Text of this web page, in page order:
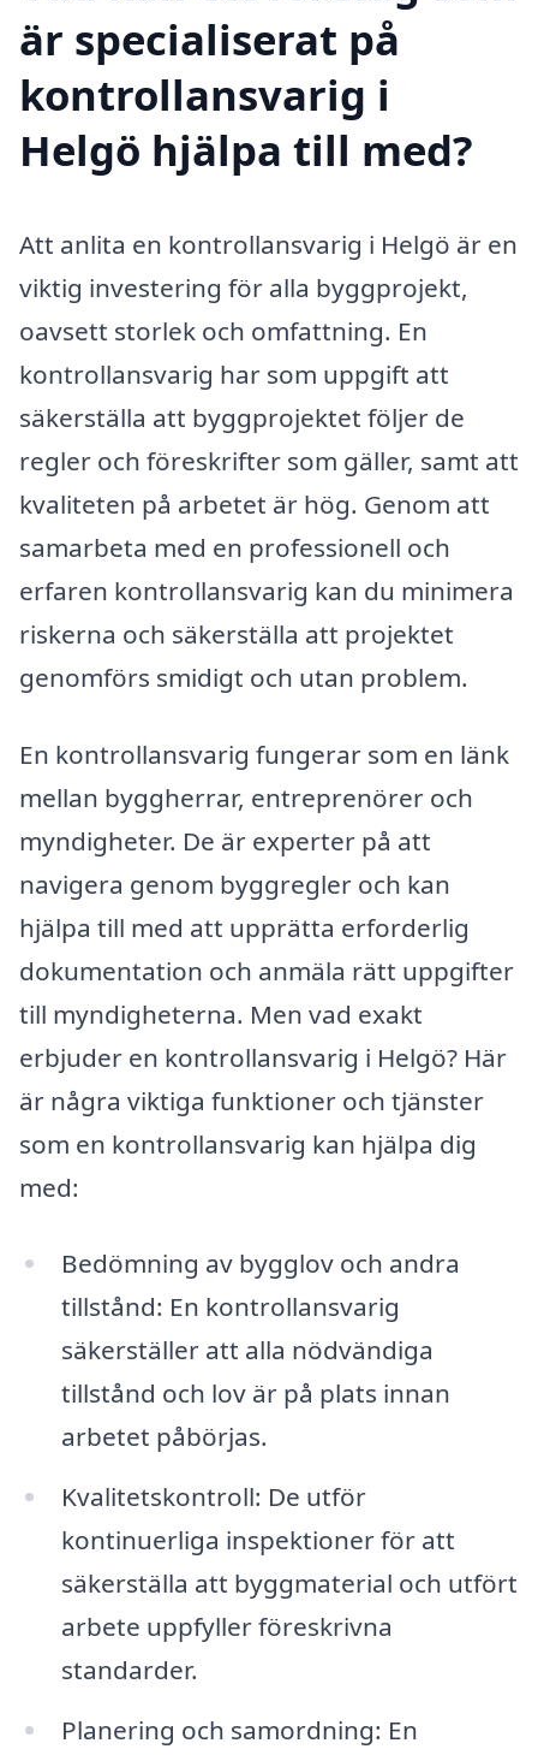
är specialiserat på
kontrollansvarig i
Helgö hjälpa till med?
Att anlita en kontrollansvarig i Helgö är en
viktig investering för alla byggprojekt,
oavsett storlek och omfattning. En
kontrollansvarig har som uppgift att
säkerställa att byggprojektet följer de
regler och föreskrifter som gäller, samt att
kvaliteten på arbetet är hög. Genom att
samarbeta med en professionell och
erfaren kontrollansvarig kan du minimera
riskerna och säkerställa att projektet
genomförs smidigt och utan problem.
En kontrollansvarig fungerar som en länk
mellan byggherrar, entreprenörer och
myndigheter. De är experter på att
navigera genom byggregler och kan
hjälpa till med att upprätta erforderlig
dokumentation och anmäla rätt uppgifter
till myndigheterna. Men vad exakt
erbjuder en kontrollansvarig i Helgö? Här
är några viktiga funktioner och tjänster
som en kontrollansvarig kan hjälpa dig
med:
Bedömning av bygglov och andra
tillstånd: En kontrollansvarig
säkerställer att alla nödvändiga
tillstånd och lov är på plats innan
arbetet påbörjas.
Kvalitetskontroll: De utför
kontinuerliga inspektioner för att
säkerställa att byggmaterial och utfört
arbete uppfyller föreskrivna
standarder.
Planering och samordning: En